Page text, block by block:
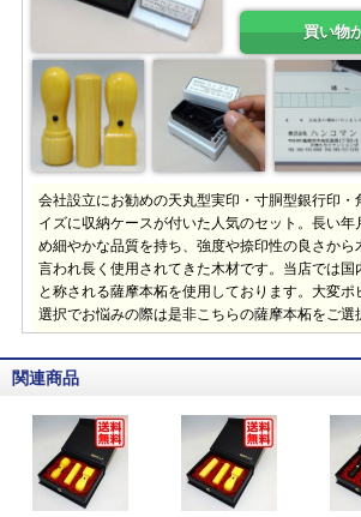
会社設立にお勧めの天丸型実印・寸胴型銀行印
イズに収納ケースが付いた人気のセット。長い年
め細やかな品質を持ち、強度や捺印性の良さから
言われ長く使用されてきた木材です。当店では国
と称される薩摩本柘を使用しております。大変
選択でお悩みの際は是非こちらの薩摩本柘をご選
関連商品